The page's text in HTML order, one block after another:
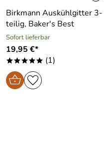
Birkmann Auskühlgitter 3-
teilig, Baker′s Best
Sofort lieferbar
19,95 €*
***** (1)